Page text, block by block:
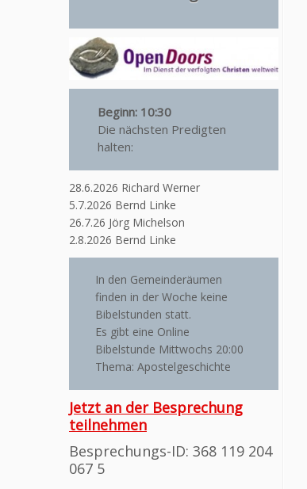
Beginn: 10:30
Die nächsten Predigten
halten:
28.6.2026 Richard Werner
5.7.2026 Bernd Linke
26.7.26 Jörg Michelson
2.8.2026 Bernd Linke
In den Gemeinderäumen
finden in der Woche keine
Bibelstunden statt.
Es gibt eine Online
Bibelstunde Mittwochs 20:00
Thema: Apostelgeschichte
Jetzt an der Besprechung
teilnehmen
Besprechungs-ID: 368 119 204
067 5